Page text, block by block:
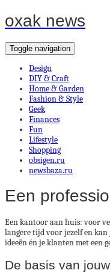
oxak news
Toggle navigation
Design
DIY & Craft
Home & Garden
Fashion & Style
Geek
Finances
Fun
Lifestyle
Shopping
obsigen.ru
newsbaza.ru
Een
Een kantoor aan huis: voor
langere tijd voor jezelf en
ideeën én je klanten met een
De basis van